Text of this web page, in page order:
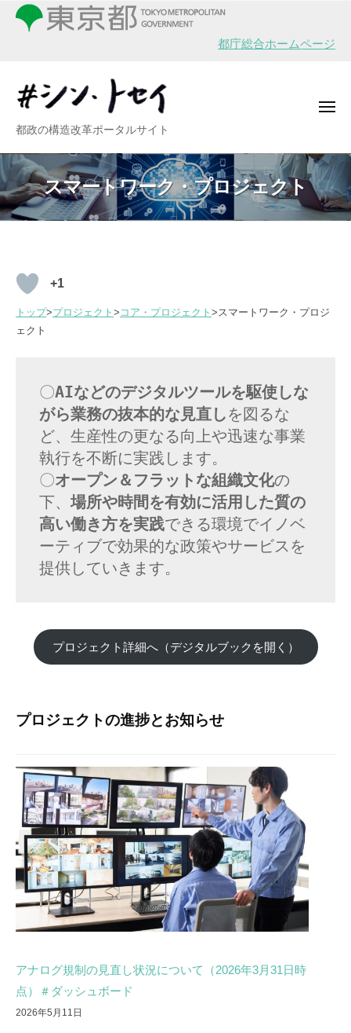
キ
ッ
プ
都庁総合ホームページ
シ
ン
・
ト
セ
都政の構造改革ポータルサイト
メ
スマートワーク・プロジェクト
ス
マ
ー
ク・
2025
25
構
造
改
革
推
チ
ー
ム
+1
トップ>プロジェクト > コア・プロジェクト >スマートワーク・プロジ
ェクト
〇AIなどのデジタルツールを駆使しな
がら業務の抜本的な見直しを図るな
ど、生産性の更なる向上や迅速な事業
執行を不断に実践します。
〇オープン＆フラットな組織文化の
下、場所や時間を有効に活用した質の
高い働き方を実践できる環境でイノベ
ーティブで効果的な政策やサービスを
提供していきます。
プロジェクト詳細へ（デジタルブックを開く）
プロジェクトの進捗とお知らせ
アナログ規制の見直し状況について（2026年3月31日時
点）＃ダッシュボード
2026年5月11日
ン
イ